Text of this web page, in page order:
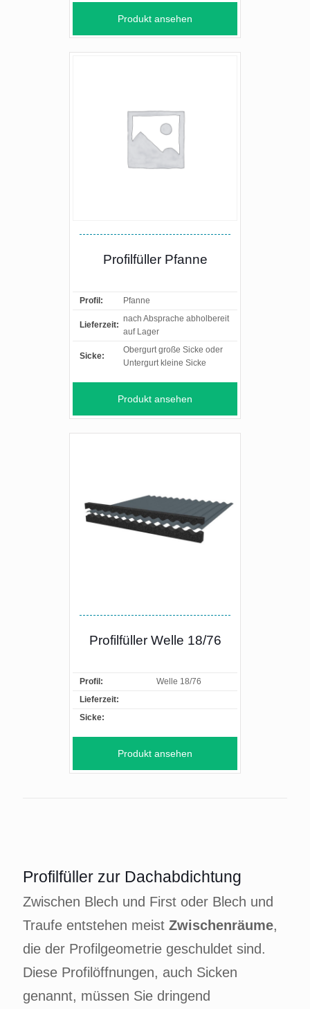
Produkt ansehen
Profilfüller Pfanne
Profil: Pfanne
Lieferzeit:
nach Absprache abholbereit
auf Lager
Sicke:
Obergurt große Sicke oder
Untergurt kleine Sicke
Produkt ansehen
Profilfüller Welle 18/76
Profil:
Welle 18/76
Lieferzeit:
Sicke:
Produkt ansehen
Profilfüller zur Dachabdichtung
Zwischen Blech und First oder Blech und
Traufe entstehen meist Zwischenräume,
die der Profilgeometrie geschuldet sind.
Diese Profilöffnungen, auch Sicken
genannt, müssen Sie dringend